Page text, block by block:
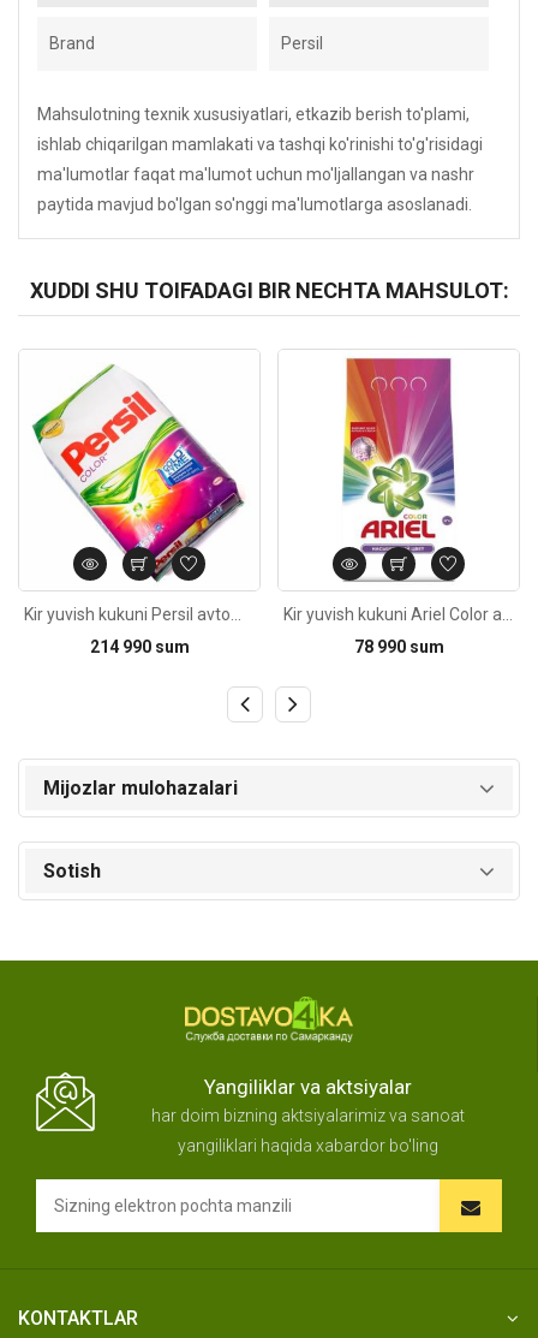
Brand Persil
Mahsulotning texnik xususiyatlari, etkazib berish to'plami,
ishlab chiqarilgan mamlakati va tashqi ko'rinishi to'g'risidagi
ma'lumotlar faqat ma'lumot uchun mo'ljallangan va nashr
paytida mavjud bo'lgan so'nggi ma'lumotlarga asoslanadi.
XUDDI SHU TOIFADAGI BIR NECHTA MAHSULOT:
214 990 sum
78 990 sum
Mijozlar mulohazalari
Sotish
Yangiliklar va aktsiyalar
har doim bizning aktsiyalarimiz va sanoat
yangiliklari haqida xabardor bo'ling
KONTAKTLAR